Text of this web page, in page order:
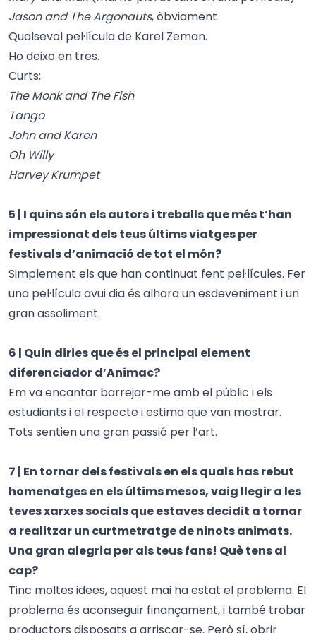
Jason and The Argonauts, òbviament
Qualsevol pel·lícula de Karel Zeman.
Ho deixo en tres.
Curts:
The Monk and The Fish
Tango
John and Karen
Oh Willy
Harvey Krumpet
5 | I quins són els autors i treballs que més t’han
impressionat dels teus últims viatges per
festivals d’animació de tot el món?
Simplement els que han continuat fent pel·lícules. Fer
una pel·lícula avui dia és alhora un esdeveniment i un
gran assoliment.
6 | Quin diries que és el principal element
diferenciador d’Animac?
Em va encantar barrejar-me amb el públic i els
estudiants i el respecte i estima que van mostrar.
Tots sentien una gran passió per l’art.
7 | En tornar dels festivals en els quals has rebut
homenatges en els últims mesos, vaig llegir a les
teves xarxes socials que estaves decidit a tornar
a realitzar un curtmetratge de ninots animats.
Una gran alegria per als teus fans! Què tens al
cap?
Tinc moltes idees, aquest mai ha estat el problema. El
problema és aconseguir finançament, i també trobar